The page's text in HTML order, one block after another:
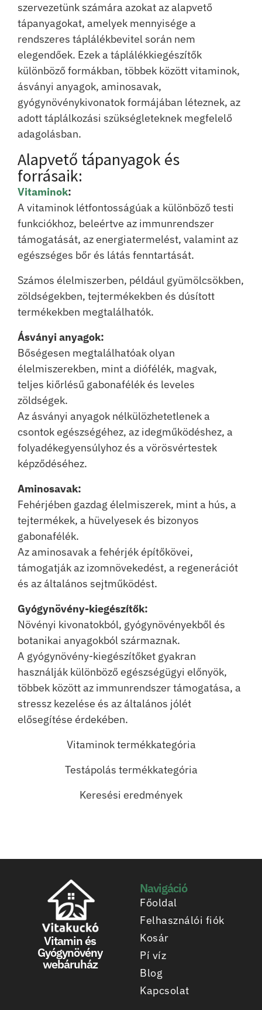
szervezetünk számára azokat az alapvető
tápanyagokat, amelyek mennyisége a
rendszeres táplálékbevitel során nem
elegendőek. Ezek a táplálékkiegészítők
különböző formákban, többek között vitaminok,
ásványi anyagok, aminosavak,
gyógynövénykivonatok formájában léteznek, az
adott táplálkozási szükségleteknek megfelelő
adagolásban.
Alapvető tápanyagok és
forrásaik:
Vitaminok:
A vitaminok létfontosságúak a különböző testi
funkciókhoz, beleértve az immunrendszer
támogatását, az energiatermelést, valamint az
egészséges bőr és látás fenntartását.
Számos élelmiszerben, például gyümölcsökben,
zöldségekben, tejtermékekben és dúsított
termékekben megtalálhatók.
Ásványi anyagok:
Bőségesen megtalálhatóak olyan
élelmiszerekben, mint a diófélék, magvak,
teljes kiőrlésű gabonafélék és leveles
zöldségek.
Az ásványi anyagok nélkülözhetetlenek a
csontok egészségéhez, az idegműködéshez, a
folyadékegyensúlyhoz és a vörösvértestek
képződéséhez.
Aminosavak:
Fehérjében gazdag élelmiszerek, mint a hús, a
tejtermékek, a hüvelyesek és bizonyos
gabonafélék.
Az aminosavak a fehérjék építőkövei,
támogatják az izomnövekedést, a regenerációt
és az általános sejtműködést.
Gyógynövény-kiegészítők:
Növényi kivonatokból, gyógynövényekből és
botanikai anyagokból származnak.
A gyógynövény-kiegészítőket gyakran
használják különböző egészségügyi előnyök,
többek között az immunrendszer támogatása, a
stressz kezelése és az általános jólét
elősegítése érdekében.
Vitaminok termékkategória
Testápolás termékkategória
Keresési eredmények
Vitamin és
Gyógynövény
webáruház
Navigáció
Főoldal
Felhasználói fiók
Kosár
Pí víz
Blog
Kapcsolat